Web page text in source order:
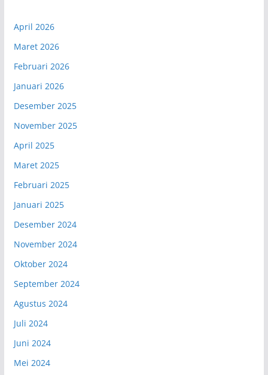
April 2026
Maret 2026
Februari 2026
Januari 2026
Desember 2025
November 2025
April 2025
Maret 2025
Februari 2025
Januari 2025
Desember 2024
November 2024
Oktober 2024
September 2024
Agustus 2024
Juli 2024
Juni 2024
Mei 2024